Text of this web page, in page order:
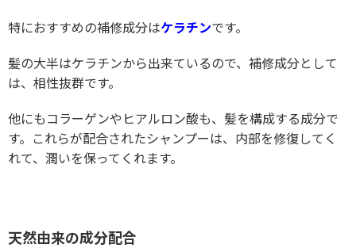
特におすすめの補修成分はケラチンです。
髪の大半はケラチンから出来ているので、補修成分として
は、相性抜群です。
他にもコラーゲンやヒアルロン酸も、髪を構成する成分で
す。これらが配合されたシャンプーは、内部を修復してく
れて、潤いを保ってくれます。
天然由来の成分配合